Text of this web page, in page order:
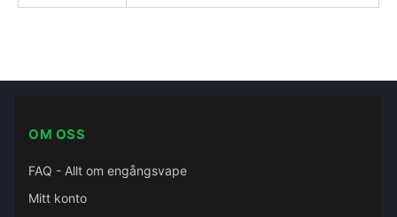
OM OSS
FAQ - Allt om engångsvape
Mitt konto